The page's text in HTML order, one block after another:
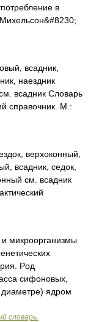
в
всадник,
наездник
всадник Словарь
справочник. М.:
верхоконный,
всадник, седок,
см. всадник
микроорганизмы
Pод
сифоновых,
диаметре) ядром
словарь.